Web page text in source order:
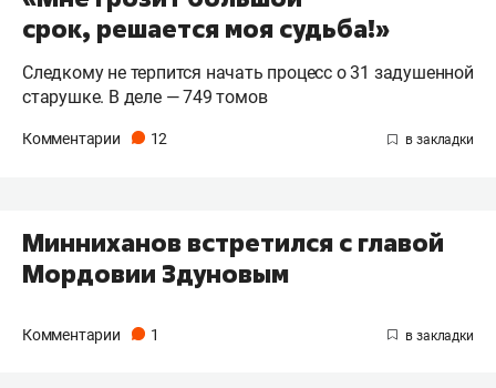
срок, решается моя судьба!»
Следкому не терпится начать процесс о 31 задушенной
старушке. В деле — 749 томов
Комментарии 12
Минниханов встретился с главой
Мордовии Здуновым
Комментарии 1